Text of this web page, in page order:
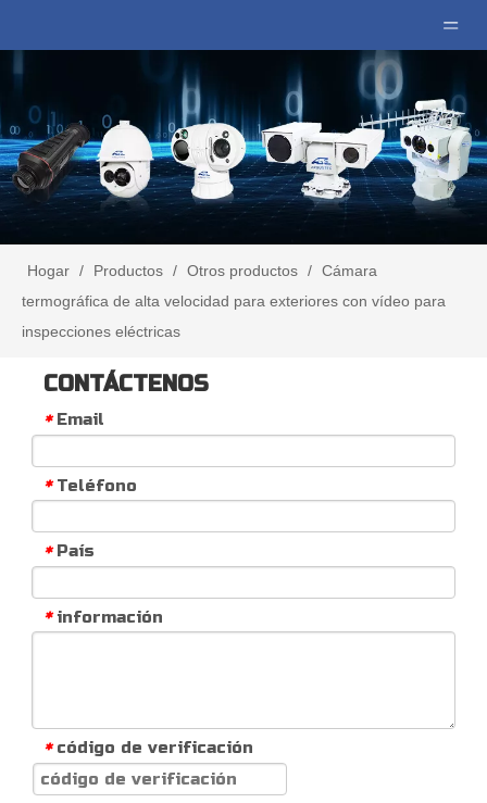
Hogar / Productos / Otros productos / Cámara
termográfica de alta velocidad para exteriores con vídeo para
inspecciones eléctricas
CONTÁCTENOS
* Email
* Teléfono
* País
* información
* código de verificación